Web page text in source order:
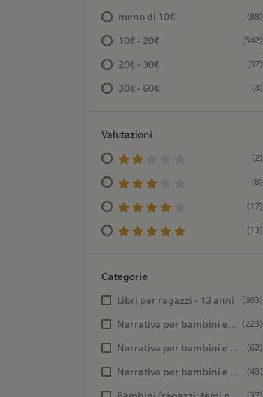
meno di 10€
(88)
10€ - 20€ (542)
20€ - 30€ (37)
30€ - 60€ (4)
Valutazioni
(2)
(8)
(17)
(13)
Categorie
Libri per ragazzi - 13 anni
(663)
Narrativa per bambini e ragazzi: narrativa generale (223)
Narrativa per bambini e ragazzi: fantasy (62)
Narrativa per bambini e ragazzi: narrativa classica (43)